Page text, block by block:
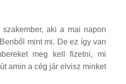
aki a mai napon
mint mi. De ez így van
meg kell fizetni, mi
amin a cég jár elvisz minket